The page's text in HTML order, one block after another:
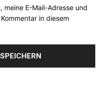
meine E-Mail-Adresse und
in diesem